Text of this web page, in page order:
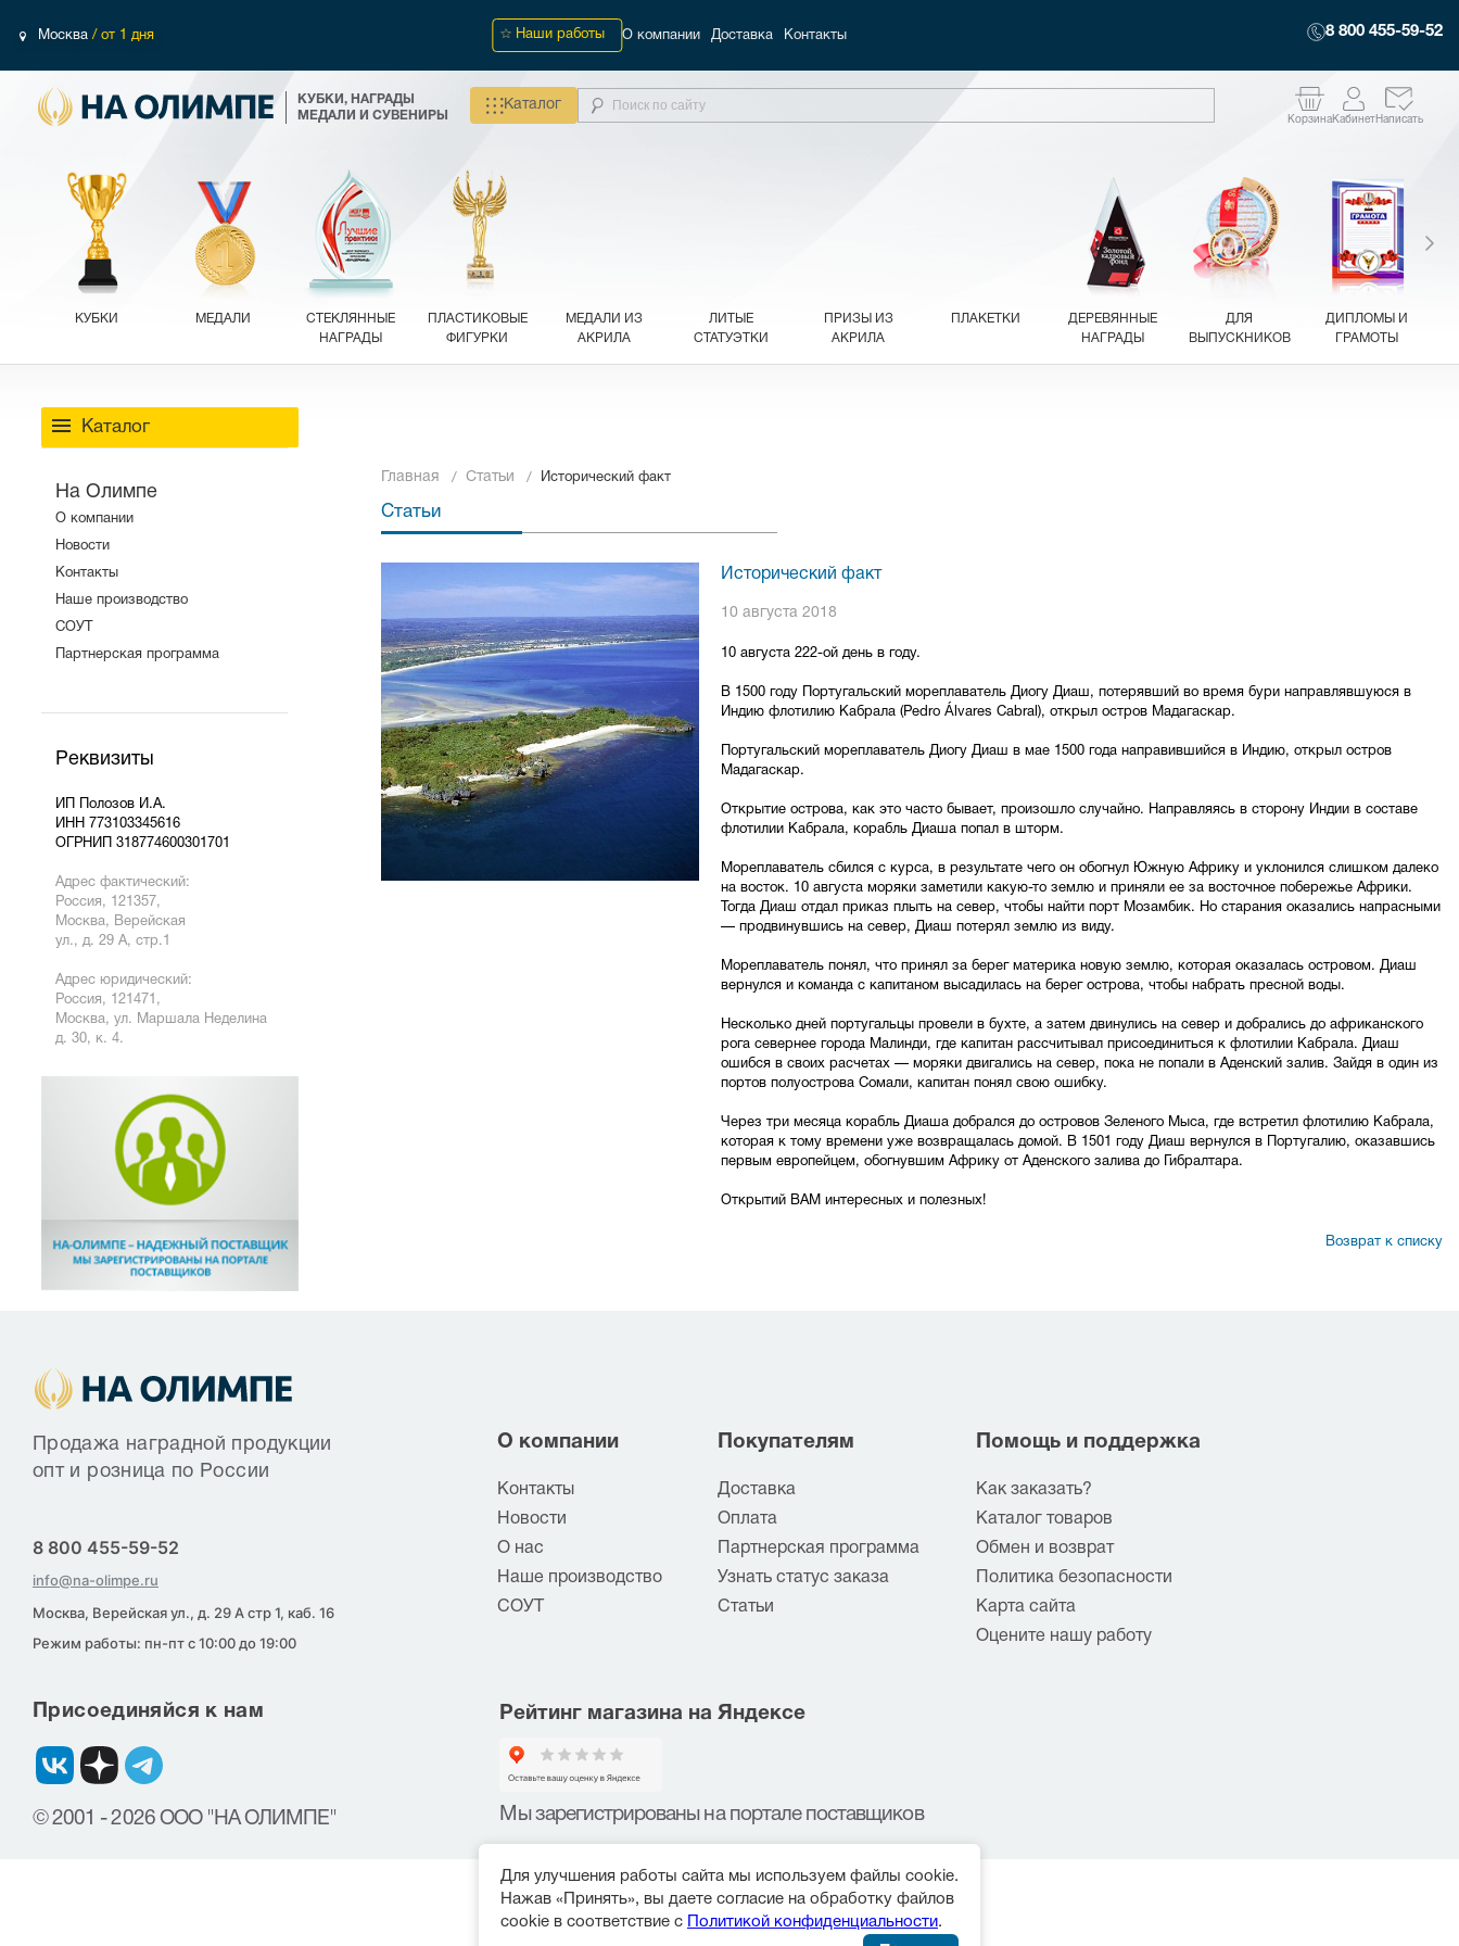
Москва / от 1 дня Наши работы О компании Доставка Контакты 8 800 455-59-52
КУБКИ, НАГРАДЫ
МЕДАЛИ И СУВЕНИРЫ
Каталог
КорзинаКабинетНаписать
КУБКИ МЕДАЛИ
СТЕКЛЯННЫЕ
НАГРАДЫ
ПЛАСТИКОВЫЕ
ФИГУРКИ
МЕДАЛИ ИЗ
АКРИЛА
ЛИТЫЕ
СТАТУЭТКИ
ПРИЗЫ ИЗ
АКРИЛА
ПЛАКЕТКИ
ДЕРЕВЯННЫЕ
НАГРАДЫ
ДЛЯ
ВЫПУСКНИКОВ
ДИПЛОМЫ И
ГРАМОТЫ
Каталог
На Олимпе
О компании
Новости
Контакты
Наше производство
СОУТ
Партнерская программа
Реквизиты
ИП Полозов И.А.
ИНН 773103345616
ОГРНИП 318774600301701
Адрес фактический:
Россия, 121357,
Москва, Верейская
ул., д. 29 А, стр.1
Адрес юридический:
Россия, 121471,
Москва, ул. Маршала Неделина
д. 30, к. 4.
Главная Статьи Исторический факт
Статьи
Исторический факт
10 августа 2018
10 августа 222-ой день в году.
В 1500 году Португальский мореплаватель Диогу Диаш, потерявший во время бури направлявшуюся в
Индию флотилию Кабрала (Pedro Álvares Cabral), открыл остров Мадагаскар.
Португальский мореплаватель Диогу Диаш в мае 1500 года направившийся в Индию, открыл остров
Мадагаскар.
Открытие острова, как это часто бывает, произошло случайно. Направляясь в сторону Индии в составе
флотилии Кабрала, корабль Диаша попал в шторм.
Мореплаватель сбился с курса, в результате чего он обогнул Южную Африку и уклонился слишком далеко
на восток. 10 августа моряки заметили какую-то землю и приняли ее за восточное побережье Африки.
Тогда Диаш отдал приказ плыть на север, чтобы найти порт Мозамбик. Но старания оказались напрасными
— продвинувшись на север, Диаш потерял землю из виду.
Мореплаватель понял, что принял за берег материка новую землю, которая оказалась островом. Диаш
вернулся и команда с капитаном высадилась на берег острова, чтобы набрать пресной воды.
Несколько дней португальцы провели в бухте, а затем двинулись на север и добрались до африканского
рога севернее города Малинди, где капитан рассчитывал присоединиться к флотилии Кабрала. Диаш
ошибся в своих расчетах — моряки двигались на север, пока не попали в Аденский залив. Зайдя в один из
портов полуострова Сомали, капитан понял свою ошибку.
Через три месяца корабль Диаша добрался до островов Зеленого Мыса, где встретил флотилию Кабрала,
которая к тому времени уже возвращалась домой. В 1501 году Диаш вернулся в Португалию, оказавшись
первым европейцем, обогнувшим Африку от Аденского залива до Гибралтара.
Открытий ВАМ интересных и полезных!
Возврат к списку
Продажа наградной продукции
опт и розница по России
8 800 455-59-52
info@na-olimpe.ru
Москва, Верейская ул., д. 29 А стр 1, каб. 16
Режим работы: пн-пт с 10:00 до 19:00
О компании
Контакты
Новости
О нас
Наше производство
СОУТ
Покупателям
Доставка
Оплата
Партнерская программа
Узнать статус заказа
Статьи
Помощь и поддержка
Как заказать?
Каталог товаров
Обмен и возврат
Политика безопасности
Карта сайта
Оцените нашу работу
Присоединяйся к нам
© 2001 - 2026 ООО "НА ОЛИМПЕ"
Рейтинг магазина на Яндексе
Мы зарегистрированы на портале поставщиков
Для улучшения работы сайта мы используем файлы cookie.
Нажав «Принять», вы даете согласие на обработку файлов
cookie в соответствие с
Политикой конфиденциальности.